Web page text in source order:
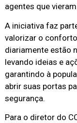
agentes que
A iniciativa faz
valorizar o
diariamente estão
levando ideias e
garantindo à
abrir suas portas
segurança.
Para o diretor do